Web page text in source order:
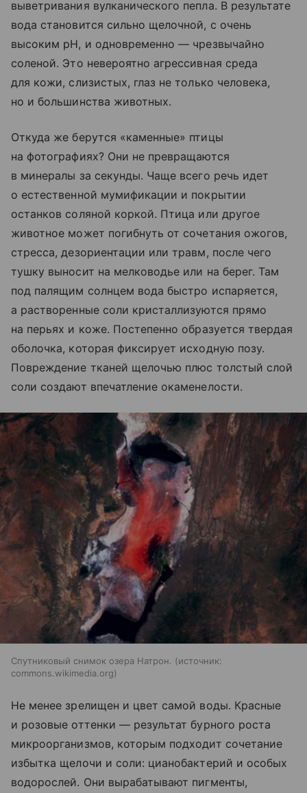
выветривания вулканического пепла. В результате
вода становится сильно щелочной, с очень
высоким pH, и одновременно — чрезвычайно
соленой. Это невероятно агрессивная среда
для кожи, слизистых, глаз не только человека,
но и большинства животных.
Откуда же берутся «каменные» птицы
на фотографиях? Они не превращаются
в минералы за секунды. Чаще всего речь идет
о естественной мумификации и покрытии
останков соляной коркой. Птица или другое
животное может погибнуть от сочетания ожогов,
стресса, дезориентации или травм, после чего
тушку выносит на мелководье или на берег. Там
под палящим солнцем вода быстро испаряется,
а растворенные соли кристаллизуются прямо
на перьях и коже. Постепенно образуется твердая
оболочка, которая фиксирует исходную позу.
Повреждение тканей щелочью плюс толстый слой
соли создают впечатление окаменелости.
Спутниковый снимок озера Натрон.
источник:
commons.wikimedia.org
Не менее зрелищен и цвет самой воды. Красные
и розовые оттенки — результат бурного роста
микроорганизмов, которым подходит сочетание
избытка щелочи и соли: цианобактерий и особых
водорослей. Они вырабатывают пигменты,